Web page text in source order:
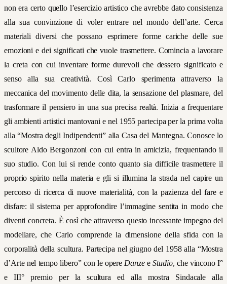
non era certo quello l’esercizio artistico che avrebbe dato consistenza
alla sua convinzione di voler entrare nel mondo dell’arte. Cerca
materiali diversi che possano esprimere forme cariche delle sue
emozioni e dei significati che vuole trasmettere. Comincia a lavorare
la creta con cui inventare forme durevoli che dessero significato e
senso alla sua creatività. Così Carlo sperimenta attraverso la
meccanica del movimento delle dita, la sensazione del plasmare, del
trasformare il pensiero in una sua precisa realtà. Inizia a frequentare
gli ambienti artistici mantovani e nel 1955 partecipa per la prima volta
alla “Mostra degli Indipendenti” alla Casa del Mantegna. Conosce lo
scultore Aldo Bergonzoni con cui entra in amicizia, frequentando il
suo studio. Con lui si rende conto quanto sia difficile trasmettere il
proprio spirito nella materia e gli si illumina la strada nel capire un
percorso di ricerca di nuove materialità, con la pazienza del fare e
disfare: il sistema per approfondire l’immagine sentita in modo che
diventi concreta. È così che attraverso questo incessante impegno del
modellare, che Carlo comprende la dimensione della sfida con la
corporalità della scultura. Partecipa nel giugno del 1958 alla “Mostra
d’Arte nel tempo libero” con le opereDanzeeStudio, che vincono I°
e III° premio per la scultura ed alla mostra Sindacale alla